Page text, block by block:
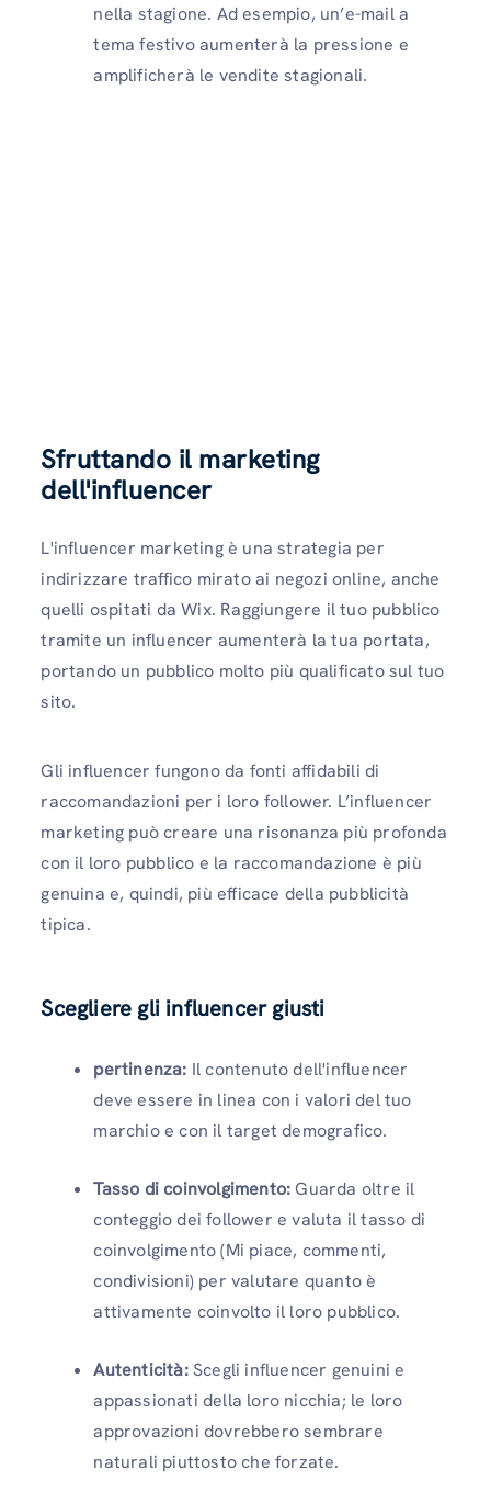
nella stagione. Ad esempio, un’e-mail a
tema festivo aumenterà la pressione e
amplificherà le vendite stagionali.
Sfruttando il marketing
dell'influencer
L'influencer marketing è una strategia per
indirizzare traffico mirato ai negozi online, anche
quelli ospitati da Wix. Raggiungere il tuo pubblico
tramite un influencer aumenterà la tua portata,
portando un pubblico molto più qualificato sul tuo
sito.
Gli influencer fungono da fonti affidabili di
raccomandazioni per i loro follower. L’influencer
marketing può creare una risonanza più profonda
con il loro pubblico e la raccomandazione è più
genuina e, quindi, più efficace della pubblicità
tipica.
Scegliere gli influencer giusti
pertinenza: Il contenuto dell'influencer
deve essere in linea con i valori del tuo
marchio e con il target demografico.
Tasso di coinvolgimento:Guarda oltre il
conteggio dei follower e valuta il tasso di
coinvolgimento (Mi piace, commenti,
condivisioni) per valutare quanto è
attivamente coinvolto il loro pubblico.
Autenticità:Scegli influencer genuini e
appassionati della loro nicchia; le loro
approvazioni dovrebbero sembrare
naturali piuttosto che forzate.